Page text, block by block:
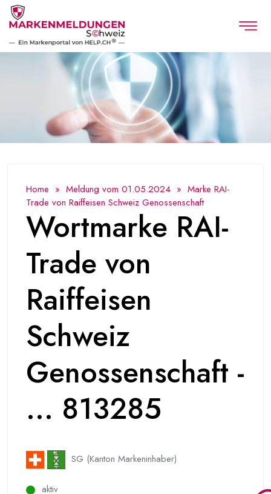
Home » Meldung vom 01.05.2024 » Marke RAI-
Trade von Raiffeisen Schweiz Genossenschaft
Wortmarke RAI-
Trade von
Raiffeisen
Schweiz
Genossenschaft -
... 813285
SG (Kanton Markeninhaber)
aktiv